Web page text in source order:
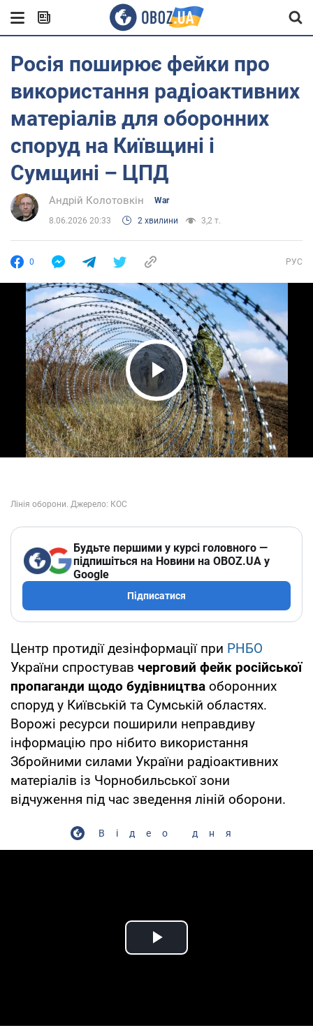
Росія поширює фейки про
використання радіоактивних
матеріалів для оборонних
споруд на Київщині і
Сумщині – ЦПД
Андрій Колотовкін War
8.06.2026 20:33 2 хвилини 3,2 т.
0 РУС
Play Video
Будьте першими у курсі головного —
підпишіться на Новини на OBOZ.UA у
Google
Підписатися
Центр протидії дезінформації при РНБО
України спростував черговий фейк російської
пропаганди щодо будівництва оборонних
споруд у Київській та Сумській областях.
Ворожі ресурси поширили неправдиву
інформацію про нібито використання
Збройними силами України радіоактивних
матеріалів із Чорнобильської зони
відчуження під час зведення ліній оборони.
Відео дня
Play Video